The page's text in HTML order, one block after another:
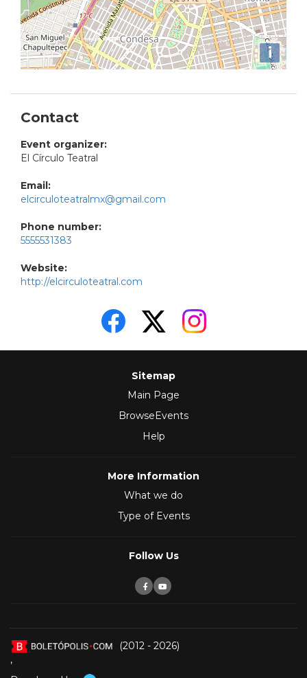
i
Contact
Event organizer:
El Círculo Teatral
Email:
elcirculoteatralmx@gmail.com
Phone number:
5555531383
Website:
http://elcirculoteatral.com
Sitemap
Main Page
BrowseEvents
Help
More Information
What we do
Type of Events
Follow Us
(2012 - 2026)
,